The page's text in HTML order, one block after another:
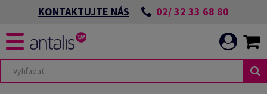
KONTAKTUJTE NÁS 02/ 32 33 68 80